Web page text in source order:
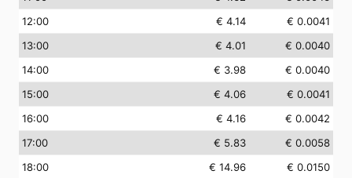
12:00 € 4.14
€ 0.0041
13:00 € 4.01
€ 0.0040
14:00 € 3.98
€ 0.0040
15:00 € 4.06
€ 0.0041
16:00 € 4.16
€ 0.0042
17:00 € 5.83
€ 0.0058
18:00 € 14.96
€ 0.0150